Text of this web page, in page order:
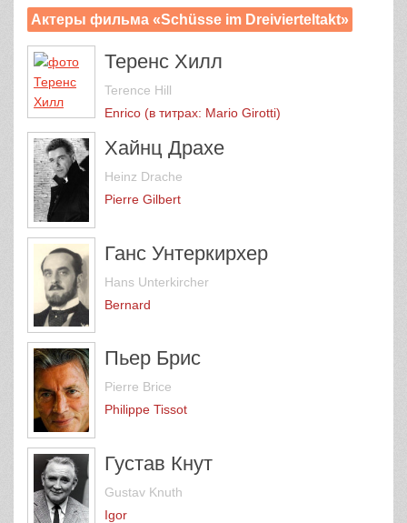
Актеры фильма «Schüsse im Dreivierteltakt»
Теренс Хилл
Terence Hill
Enrico (в титрах: Mario Girotti)
Хайнц Драхе
Heinz Drache
Pierre Gilbert
Ганс Унтеркирхер
Hans Unterkircher
Bernard
Пьер Брис
Pierre Brice
Philippe Tissot
Густав Кнут
Gustav Knuth
Igor